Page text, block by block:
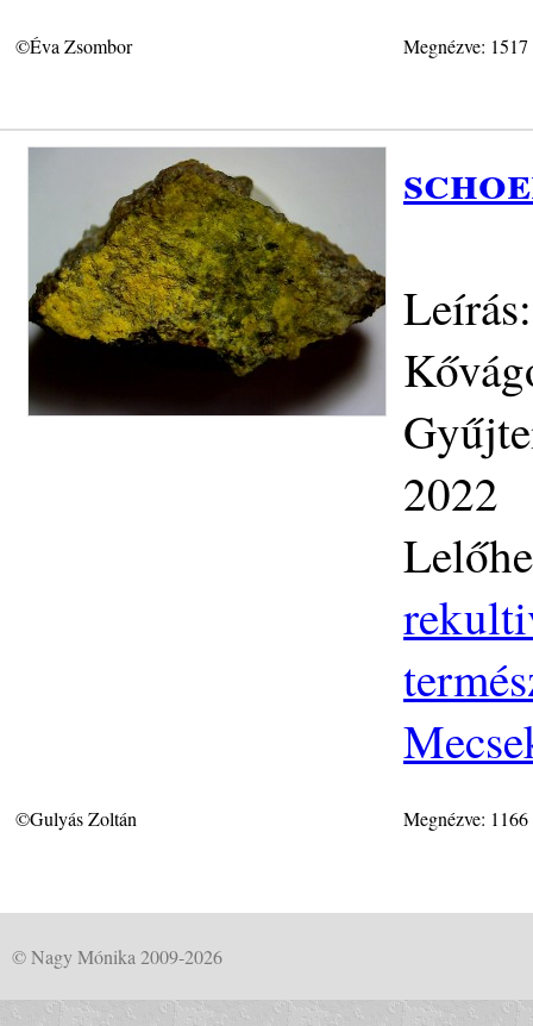
©Éva Zsombor Megnézve:
2022
©Gulyás Zoltán Megnézve:
© Nagy Mónika 2009-2026